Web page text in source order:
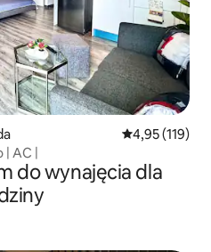
Średnia
4,95 (119)
AC |
do wynajęcia dla